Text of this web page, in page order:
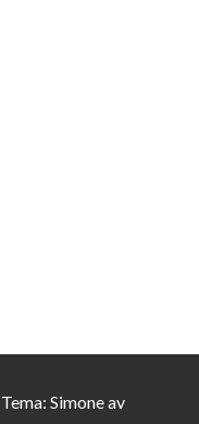
Tema: Simoneav